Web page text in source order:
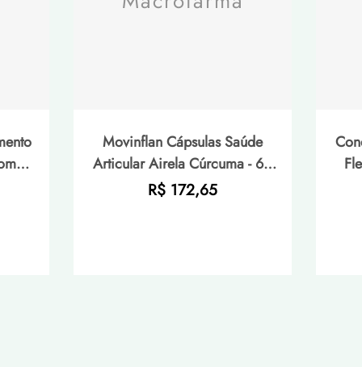
+
Movinflan Cápsulas Saúde
Articular Airela Cúrcuma - 60
Cápsulas
Preço
R$ 172,65